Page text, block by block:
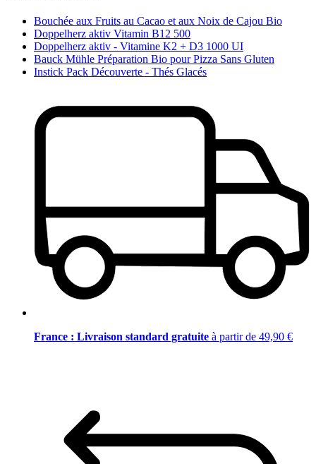
Bouchée aux Fruits au Cacao et aux Noix de Cajou Bio
Doppelherz aktiv Vitamin B12 500
Doppelherz aktiv - Vitamine K2 + D3 1000 UI
Bauck Mühle Préparation Bio pour Pizza Sans Gluten
Instick Pack Découverte - Thés Glacés
France : Livraison standard gratuite à partir de 49,90 €